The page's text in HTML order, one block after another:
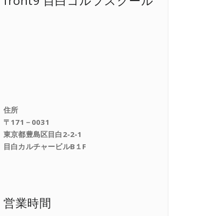
住所
〒171－0031
東京都豊島区目白2-2-1
目白カルチャービルB１F
営業時間